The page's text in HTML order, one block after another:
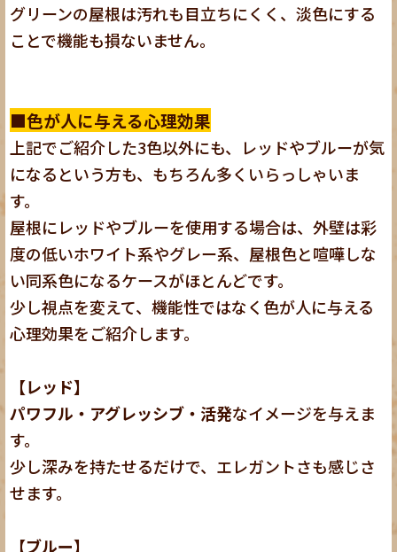
グリーンの屋根は汚れも目立ちにくく、淡色にする
ことで機能も損ないません。
■色が人に与える心理効果
上記でご紹介した3色以外にも、レッドやブルーが気
になるという方も、もちろん多くいらっしゃいま
す。
屋根にレッドやブルーを使用する場合は、外壁は彩
度の低いホワイト系やグレー系、屋根色と喧嘩しな
い同系色になるケースがほとんどです。
少し視点を変えて、機能性ではなく色が人に与える
心理効果をご紹介します。
【レッド】
パワフル・アグレッシブ・活発なイメージを与えま
す。
少し深みを持たせるだけで、エレガントさも感じさ
せます。
【ブルー】